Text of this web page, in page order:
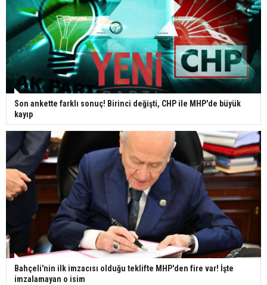
Son ankette farklı sonuç! Birinci değişti, CHP ile MHP'de büyük
kayıp
Bahçeli'nin ilk imzacısı olduğu teklifte MHP'den fire var! İşte
imzalamayan o isim